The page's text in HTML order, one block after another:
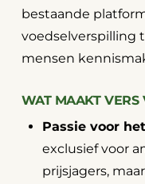
bestaande
voedselverspilling
mensen
WAT MAAKT VERS
Passie voor
exclusief voor
prijsjagers,